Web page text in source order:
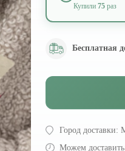
Купили 75раз
Бесплатная
Город доставки:
Можем